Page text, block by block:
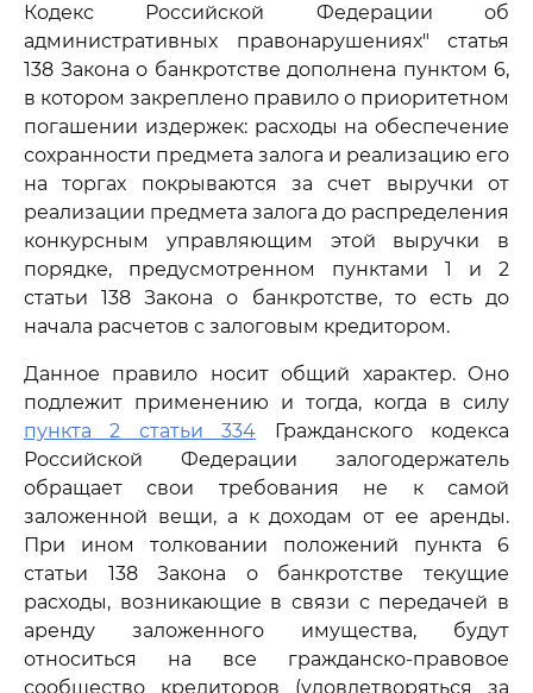
Кодекс Российской Федерации об
административных правонарушениях" статья
138 Закона о банкротстве дополнена пунктом 6,
в котором закреплено правило о приоритетном
погашении издержек: расходы на обеспечение
сохранности предмета залога и реализацию его
на торгах покрываются за счет выручки от
реализации предмета залога до распределения
конкурсным управляющим этой выручки в
порядке, предусмотренном пунктами 1 и 2
статьи 138 Закона о банкротстве, то есть до
начала расчетов с залоговым кредитором.
Данное правило носит общий характер. Оно
подлежит применению и тогда, когда в силу
пункта 2 статьи 334 Гражданского кодекса
Российской Федерации залогодержатель
обращает свои требования не к самой
заложенной вещи, а к доходам от ее аренды.
При ином толковании положений пункта 6
статьи 138 Закона о банкротстве текущие
расходы, возникающие в связи с передачей в
аренду заложенного имущества, будут
относиться на все гражданско-правовое
сообщество кредиторов (удовлетворяться за